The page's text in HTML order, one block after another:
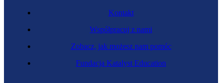
Kontakt
Współpracuj z nami
Zobacz, jak możesz nam pomóc
Fundacja Katalyst Education